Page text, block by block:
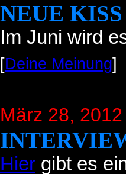
NEUE
Im Juni wird
[Deine Meinung]
März 28, 2012
Hier gibt es